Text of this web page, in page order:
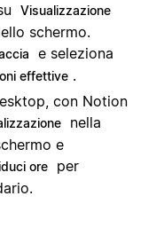
Visualizzazione
schermo.
e seleziona
effettive .
con Notion
nella
e
ore
per